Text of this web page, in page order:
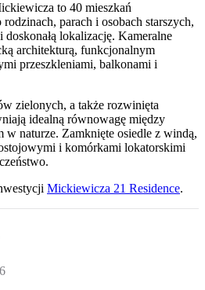
to 40 mieszkań
parach i osobach starszych,
lokalizację. Kameralne
architekturą, funkcjonalnym
przeszkleniami, balkonami i
zielonych, a także rozwinięta
idealną równowagę między
w naturze. Zamknięte osiedle z windą,
i komórkami lokatorskimi
Mickiewicza 21 Residence.